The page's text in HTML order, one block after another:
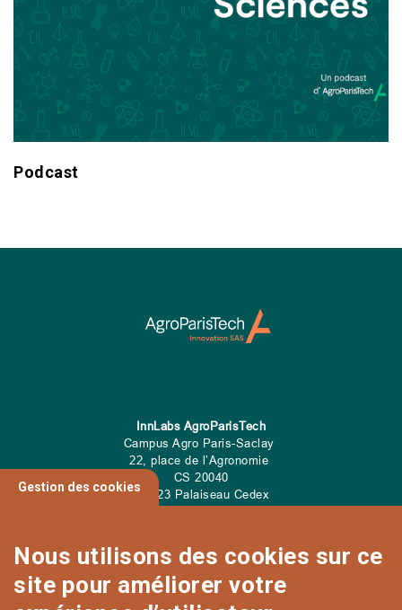
Podcast
InnLabs AgroParisTech
Campus Agro Paris-Saclay
22, place de l’Agronomie
CS 20040
91 123 Palaiseau Cedex
CONTACT
Gestion des cookies
Nous utilisons des cookies sur ce
site pour améliorer votre